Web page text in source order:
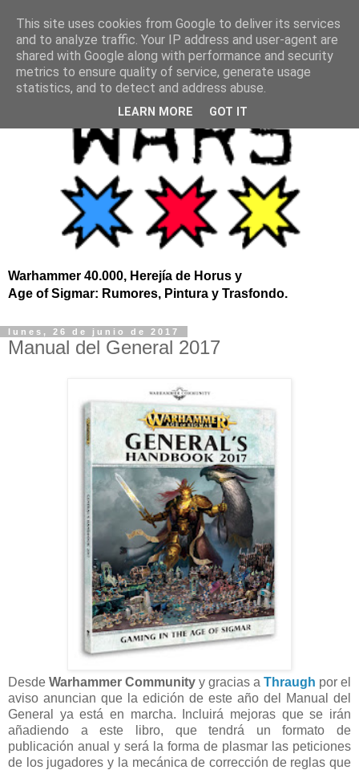
Warhammer 40.000, Herejía de Horus y
Age of Sigmar: Rumores, Pintura y Trasfondo.
lunes, 26 de junio de 2017
Manual del General 2017
Desde Warhammer Community y gracias a Thraugh por el
aviso anuncian que la edición de este año del Manual del
General ya está en marcha. Incluirá mejoras que se irán
añadiendo a este libro, que tendrá un formato de
publicación anual y será la forma de plasmar las peticiones
de los jugadores y la mecánica de corrección de reglas que
This site uses cookies from Google to deliver its services
and to analyze traffic. Your IP address and user-agent are
shared with Google along with performance and security
metrics to ensure quality of service, generate usage
statistics, and to detect and address abuse.
LEARN MORE GOT IT